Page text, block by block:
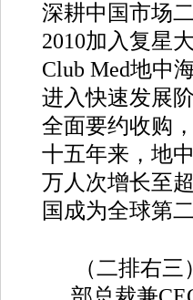
深耕中国市场
2010加入复星
Club Med地中
进入快速发展
全面要约收购
十五年来，地
万人次增长至
国成为全球第
（二排右